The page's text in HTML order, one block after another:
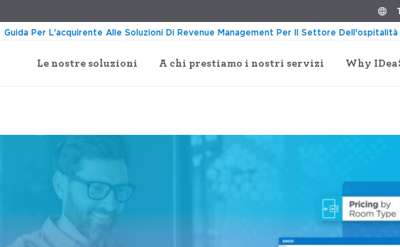
Le nostre soluzioni A chi prestiamo i nostri servizi Why
Guida Per L'acquirente Alle Soluzioni Di Revenue Management Per Il Settore Dell'ospitalità